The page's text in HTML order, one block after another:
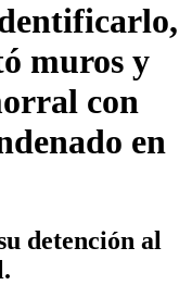
muros y
con
en
detención al